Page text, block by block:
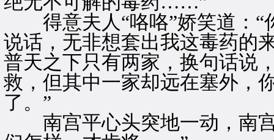
得意夫人“咯咯”娇笑道：“
说话，无非想套出我这毒药的
普天之下只有两家，换句话说
救，但其中一家却远在塞外，
了。”
南宫平心头突地一动，南宫